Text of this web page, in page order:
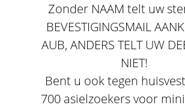
Zonder NAAM telt uw
BEVESTIGINGSMAIL
AUB, ANDERS TELT UW
NIET!
Bent u ook tegen
700 asielzoekers voor